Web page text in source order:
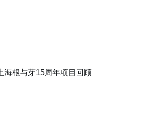
上海根与芽15周年项目回顾